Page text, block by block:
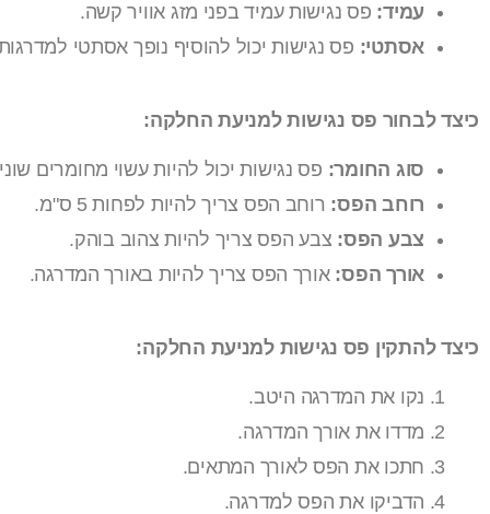
עמיד: פס נגישות עמיד בפני מזג אוויר קשה.
אסתטי: פס נגישות יכול להוסיף נופך אסתטי
כיצד לבחור פס נגישות למניעת החלקה:
סוג החומר: פס נגישות יכול להיות עשוי מחומרים
רוחב הפס: רוחב הפס צריך להיות לפחות 5 ס"מ.
צבע הפס: צבע הפס צריך להיות צהוב בוהק.
אורך הפס: אורך הפס צריך להיות באורך המדרגה.
כיצד להתקין פס נגישות למניעת החלקה:
נקו את המדרגה היטב.
מדדו את אורך המדרגה.
חתכו את הפס לאורך המתאים.
הדביקו את הפס למדרגה.